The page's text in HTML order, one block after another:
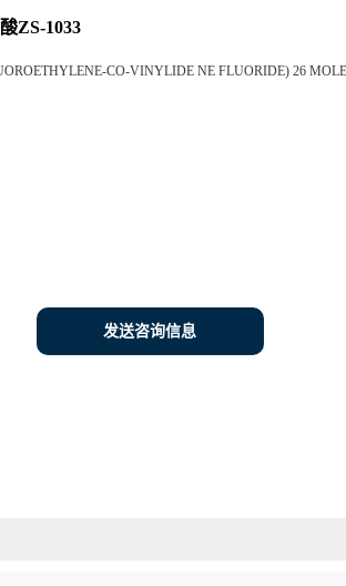
ZS-1033
CO-VINYLIDE NE FLUORIDE) 26
发送咨询信息